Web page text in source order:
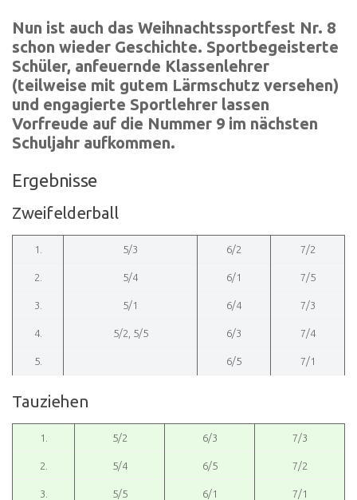
Nun ist auch das Weihnachtssportfest Nr. 8
schon wieder Geschichte. Sportbegeisterte
Schüler, anfeuernde Klassenlehrer
(teilweise mit gutem Lärmschutz versehen)
und engagierte Sportlehrer lassen
Vorfreude auf die Nummer 9 im nächsten
Schuljahr aufkommen.
Ergebnisse
Zweifelderball
1. 5/3 6/2 7/2
2. 5/4 6/1 7/5
3. 5/1 6/4 7/3
4. 5/2, 5/5 6/3 7/4
5. 6/5 7/1
Tauziehen
1. 5/2 6/3 7/3
2. 5/4 6/5 7/2
3. 5/5 6/1 7/1